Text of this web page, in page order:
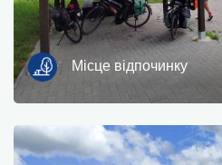
Місце відпочинку